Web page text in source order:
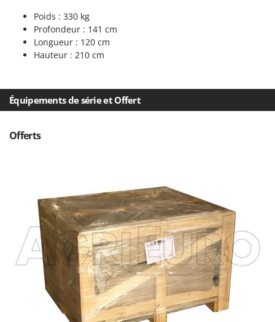
Stocker
Sunseeker
TecnoGen
Telwin
Tornado
Tre Spade
Trev - Abrek - TecnoVIR
Trotec
Troy-Bilt
Poids : 330 kg
Profondeur : 141 cm
Longueur : 120 cm
Hauteur : 210 cm
Équipements de série et Offert
Offerts